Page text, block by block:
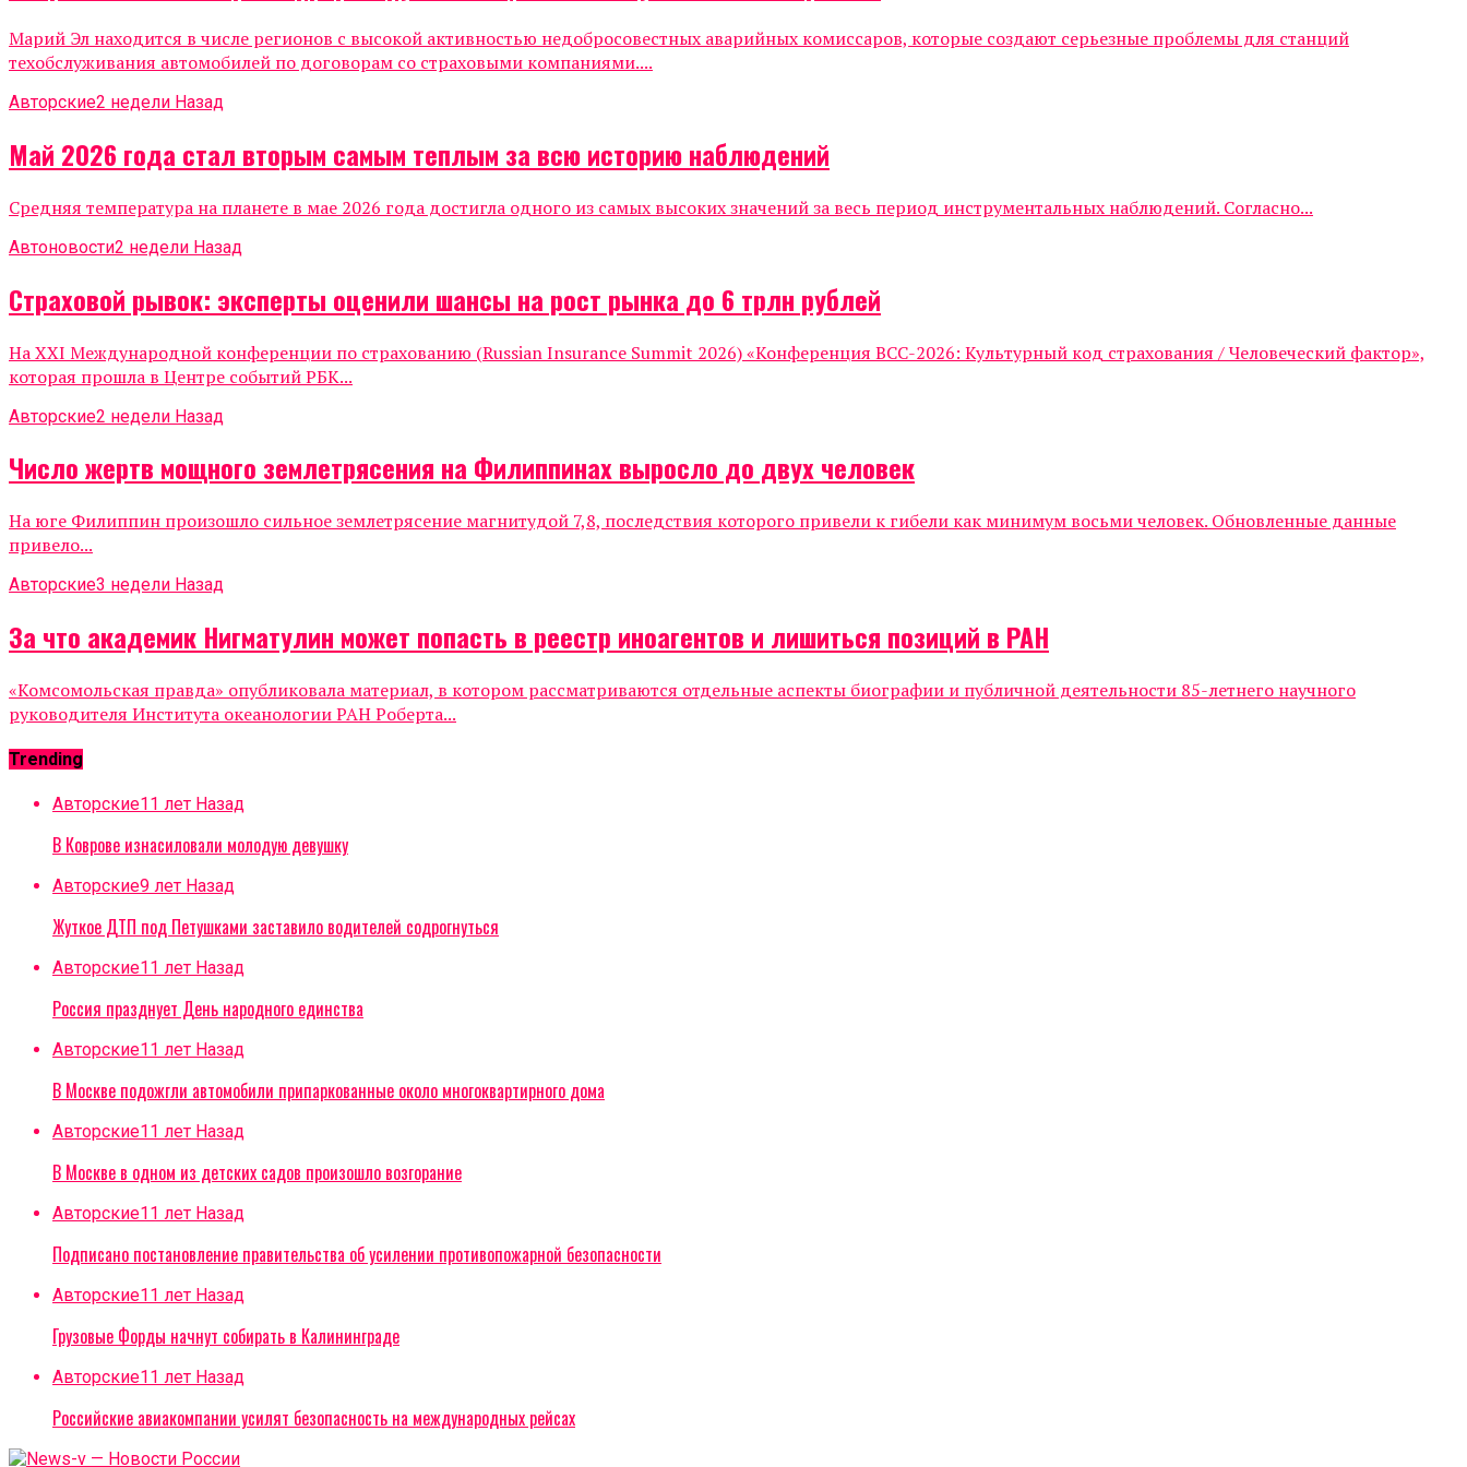
Марий Эл находится в числе регионов с высокой активностью недобросовестных аварийных комиссаров, которые создают серьезные проблемы для станций
техобслуживания автомобилей по договорам со страховыми компаниями....
Авторские2 недели Назад
Май 2026 года стал вторым самым теплым за всю историю наблюдений
Средняя температура на планете в мае 2026 года достигла одного из самых высоких значений за весь период инструментальных наблюдений. Согласно...
Автоновости2 недели Назад
Страховой рывок: эксперты оценили шансы на рост рынка до 6 трлн рублей
На XXI Международной конференции по страхованию (Russian Insurance Summit 2026) «Конференция ВСС-2026: Культурный код страхования / Человеческий фактор»,
которая прошла в Центре событий РБК...
Авторские2 недели Назад
Число жертв мощного землетрясения на Филиппинах выросло до двух человек
На юге Филиппин произошло сильное землетрясение магнитудой 7,8, последствия которого привели к гибели как минимум восьми человек. Обновленные данные
привело...
Авторские3 недели Назад
За что академик Нигматулин может попасть в реестр иноагентов и лишиться позиций в РАН
«Комсомольская правда» опубликовала материал, в котором рассматриваются отдельные аспекты биографии и публичной деятельности 85-летнего научного
руководителя Института океанологии РАН Роберта...
Trending
Авторские11 лет Назад
В Коврове изнасиловали молодую девушку
Авторские9 лет Назад
Жуткое ДТП под Петушками заставило водителей содрогнуться
Авторские11 лет Назад
Россия празднует День народного единства
Авторские11 лет Назад
В Москве подожгли автомобили припаркованные около многоквартирного дома
Авторские11 лет Назад
В Москве в одном из детских садов произошло возгорание
Авторские11 лет Назад
Подписано постановление правительства об усилении противопожарной безопасности
Авторские11 лет Назад
Грузовые Форды начнут собирать в Калининграде
Авторские11 лет Назад
Российские авиакомпании усилят безопасность на международных рейсах